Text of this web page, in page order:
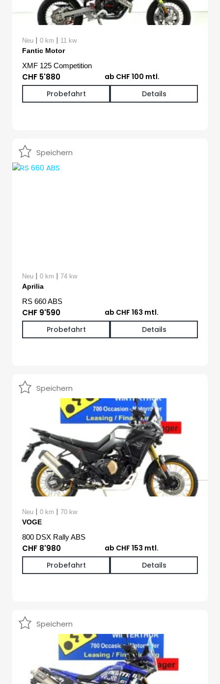
Neu | 0 km | 11 kw
Fantic Motor
XMF 125 Competition
CHF 5'880
ab CHF 100 mtl.
Probefahrt
Details
Speichern
Neu | 0 km | 74 kw
Aprilia
RS 660 ABS
CHF 9'590
ab CHF 163 mtl.
Probefahrt
Details
Speichern
Neu | 0 km | 70 kw
VOGE
800 DSX Rally ABS
CHF 8'980
ab CHF 153 mtl.
Probefahrt
Details
Speichern